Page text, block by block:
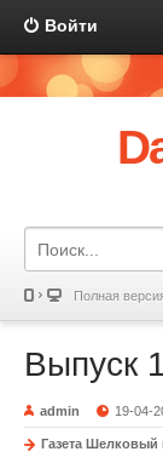
Войти
Полная
Выпуск
admin 19-04-
Газета Шелковый